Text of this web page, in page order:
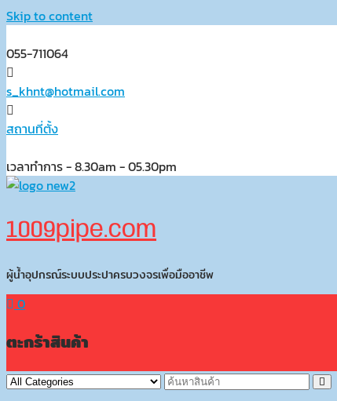
Skip to content
055-711064
s_khnt@hotmail.com
สถานที่ตั้ง
เวลาทำการ - 8.30am - 05.30pm
1009pipe.com
ผู้น้ำอุปกรณ์ระบบประปาครบวงจรเพื่อมืออาชีพ
0
ตะกร้าสินค้า